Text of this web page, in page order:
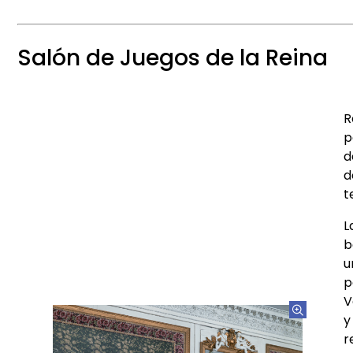
Salón de Juegos de la Reina